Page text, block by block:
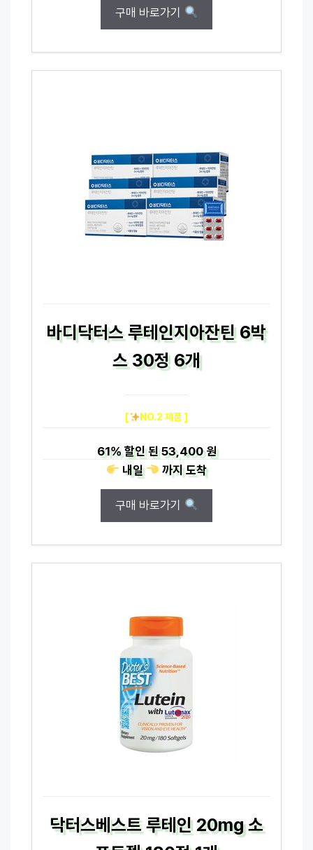
구매 바로가기
바디닥터스 루테인지아잔틴 6박
스 30정 6개
[ NO.2 제품 ]
61%할인 된53,400 원
내일
까지도착
구매 바로가기
닥터스베스트 루테인 20mg 소